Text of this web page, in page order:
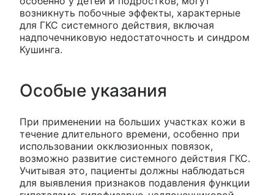
возникнуть побочные эффекты, характерные
для ГКС системного действия, включая
надпочечниковую недостаточность и синдром
Кушинга.
Особые указания
При применении на больших участках кожи в
течение длительного времени, особенно при
использовании окклюзионных повязок,
возможно развитие системного действия ГКС.
Учитывая это, пациенты должны наблюдаться
для выявления признаков подавления функции